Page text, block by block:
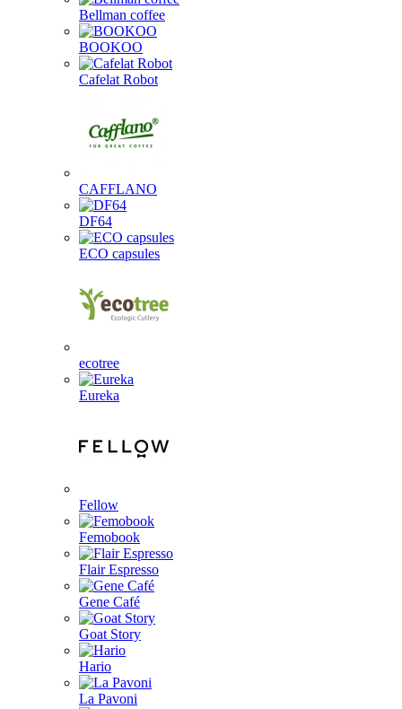
Bellman coffee
BOOKOO
Cafelat Robot
CAFFLANO
DF64
ECO capsules
ecotree
Eureka
Fellow
Femobook
Flair Espresso
Gene Café
Goat Story
Hario
La Pavoni